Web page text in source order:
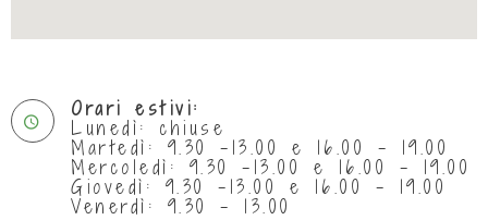
Orari estivi:
Lunedì: chiuse
Martedì: 9.30 -13.00 e 16.00 - 19.00
Mercoledì: 9.30 -13.00 e 16.00 - 19.00
Giovedì: 9.30 -13.00 e 16.00 - 19.00
Venerdì: 9.30 - 13.00